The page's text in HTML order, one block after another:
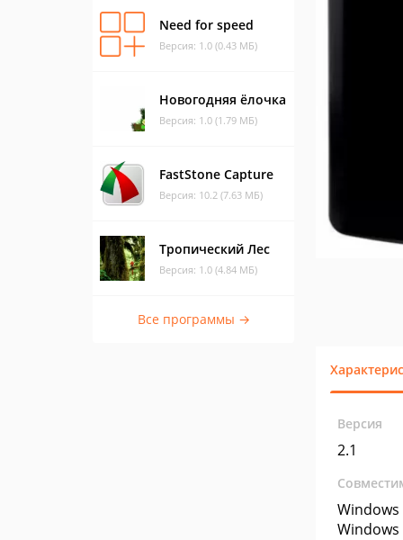
Need for speed
Версия: 1.0 (0.43 МБ)
Новогодняя ёлочка
Версия: 1.0 (1.79 МБ)
FastStone Capture
Версия: 10.2 (7.63 МБ)
Тропический Лес
Версия: 1.0 (4.84 МБ)
Все программы →
Версия
2.1
Windows
Windows